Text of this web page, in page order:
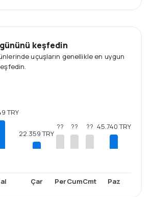
keşfedin
uçuşların genellikle en uygun
TRY
22.359 TRY
Çar
??
Per
??
Cum
??
Cmt
45.740 TRY
Paz